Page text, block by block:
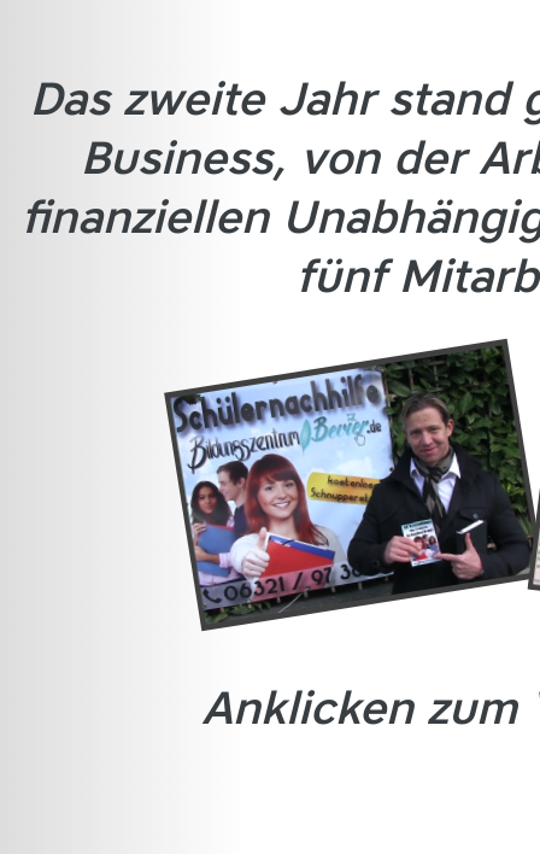
Das zweite Jahr stand
Business, von der
finanziellen
fünf
Anklicken zum